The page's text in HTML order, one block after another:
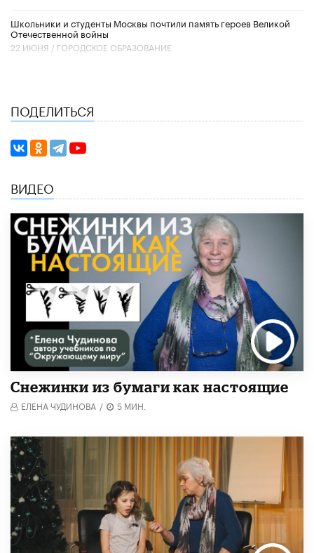
Школьники и студенты Москвы почтили память героев Великой
Отечественной войны
22 ИЮНЯ / ГОРОДСКОЕ ОБРАЗОВАНИЕ
ПОДЕЛИТЬСЯ
ВИДЕО
Снежинки из бумаги как настоящие
ЕЛЕНА ЧУДИНОВА / 5 МИН.